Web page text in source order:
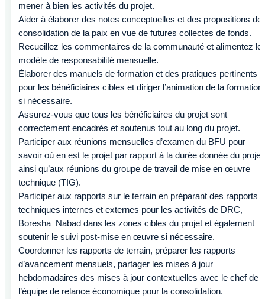
mener à bien les activités du projet.
Aider à élaborer des notes conceptuelles et des propositions de
consolidation de la paix en vue de futures collectes de fonds.
Recueillez les commentaires de la communauté et alimentez le
modèle de responsabilité mensuelle.
Élaborer des manuels de formation et des pratiques pertinents
pour les bénéficiaires cibles et diriger l’animation de la formation
si nécessaire.
Assurez-vous que tous les bénéficiaires du projet sont
correctement encadrés et soutenus tout au long du projet.
Participer aux réunions mensuelles d’examen du BFU pour
savoir où en est le projet par rapport à la durée donnée du projet
ainsi qu’aux réunions du groupe de travail de mise en œuvre
technique (TIG).
Participer aux rapports sur le terrain en préparant des rapports
techniques internes et externes pour les activités de DRC,
Boresha_Nabad dans les zones cibles du projet et également
soutenir le suivi post-mise en œuvre si nécessaire.
Coordonner les rapports de terrain, préparer les rapports
d’avancement mensuels, partager les mises à jour
hebdomadaires des mises à jour contextuelles avec le chef de
l’équipe de relance économique pour la consolidation.